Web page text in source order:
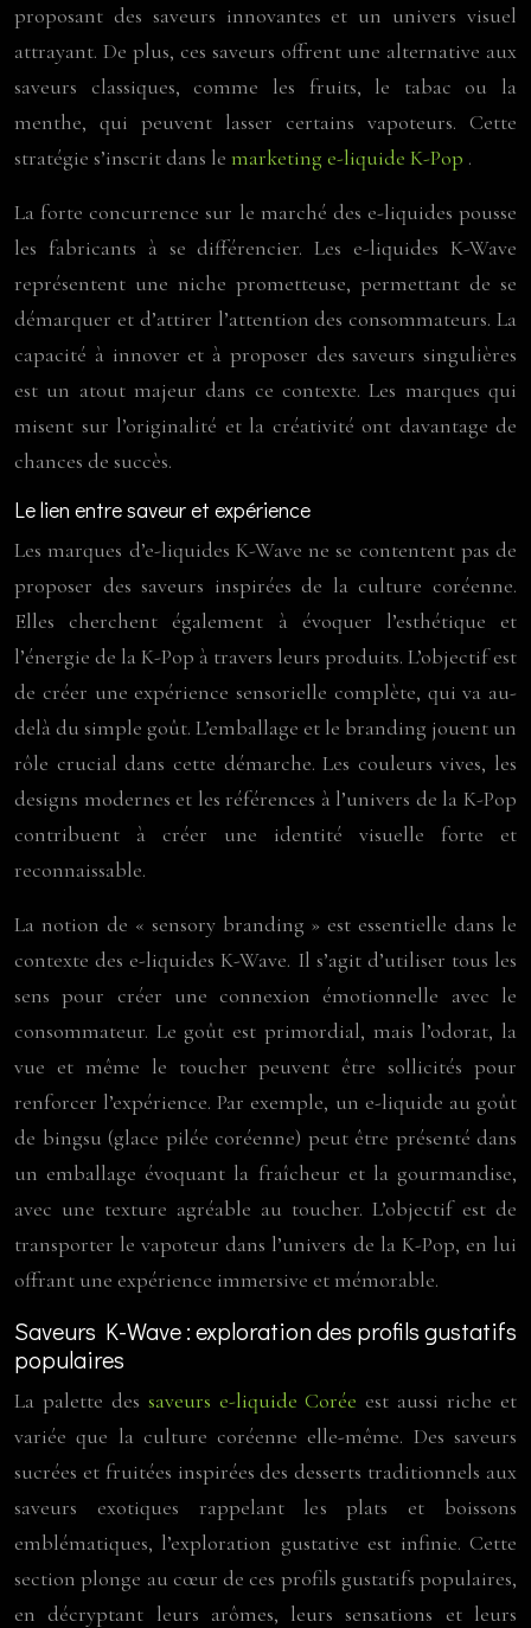
proposant des saveurs innovantes et un univers visuel
attrayant. De plus, ces saveurs offrent une alternative aux
saveurs classiques, comme les fruits, le tabac ou la
menthe, qui peuvent lasser certains vapoteurs. Cette
stratégie s’inscrit dans le marketing e-liquide K-Pop .
La forte concurrence sur le marché des e-liquides pousse
les fabricants à se différencier. Les e-liquides K-Wave
représentent une niche prometteuse, permettant de se
démarquer et d’attirer l’attention des consommateurs. La
capacité à innover et à proposer des saveurs singulières
est un atout majeur dans ce contexte. Les marques qui
misent sur l’originalité et la créativité ont davantage de
chances de succès.
Le lien entre saveur et expérience
Les marques d’e-liquides K-Wave ne se contentent pas de
proposer des saveurs inspirées de la culture coréenne.
Elles cherchent également à évoquer l’esthétique et
l’énergie de la K-Pop à travers leurs produits. L’objectif est
de créer une expérience sensorielle complète, qui va au-
delà du simple goût. L’emballage et le branding jouent un
rôle crucial dans cette démarche. Les couleurs vives, les
designs modernes et les références à l’univers de la K-Pop
contribuent à créer une identité visuelle forte et
reconnaissable.
La notion de « sensory branding » est essentielle dans le
contexte des e-liquides K-Wave. Il s’agit d’utiliser tous les
sens pour créer une connexion émotionnelle avec le
consommateur. Le goût est primordial, mais l’odorat, la
vue et même le toucher peuvent être sollicités pour
renforcer l’expérience. Par exemple, un e-liquide au goût
de bingsu (glace pilée coréenne) peut être présenté dans
un emballage évoquant la fraîcheur et la gourmandise,
avec une texture agréable au toucher. L’objectif est de
transporter le vapoteur dans l’univers de la K-Pop, en lui
offrant une expérience immersive et mémorable.
Saveurs K-Wave : exploration des profils gustatifs
populaires
La palette des saveurs e-liquide Corée est aussi riche et
variée que la culture coréenne elle-même. Des saveurs
sucrées et fruitées inspirées des desserts traditionnels aux
saveurs exotiques rappelant les plats et boissons
emblématiques, l’exploration gustative est infinie. Cette
section plonge au cœur de ces profils gustatifs populaires,
en décryptant leurs arômes, leurs sensations et leurs